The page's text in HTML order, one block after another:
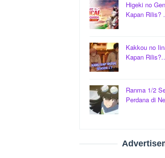
Higeki no
Kapan Rilis?
Kakkou no
Kapan
Ranma 1/2
Perdana di